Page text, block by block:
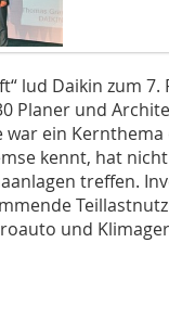
lud Daikin zum 7.
Planer und
war ein Kernthema
kennt, hat
treffen.
und